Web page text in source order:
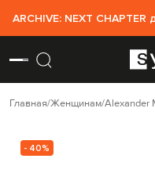
ARCHIVE: NEXT
Главная Женщинам Alexander
- 40%